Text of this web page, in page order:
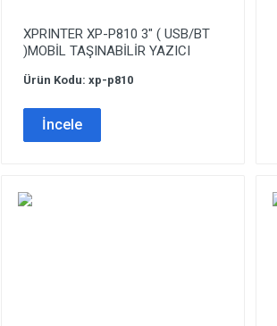
XPRINTER XP-P810 3″ ( USB/BT
)MOBİL TAŞINABİLİR YAZICI
Ürün Kodu: xp-p810
İncele